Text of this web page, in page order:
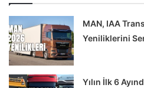
MAN, IAA
Yeniliklerini
Yılın İlk 6